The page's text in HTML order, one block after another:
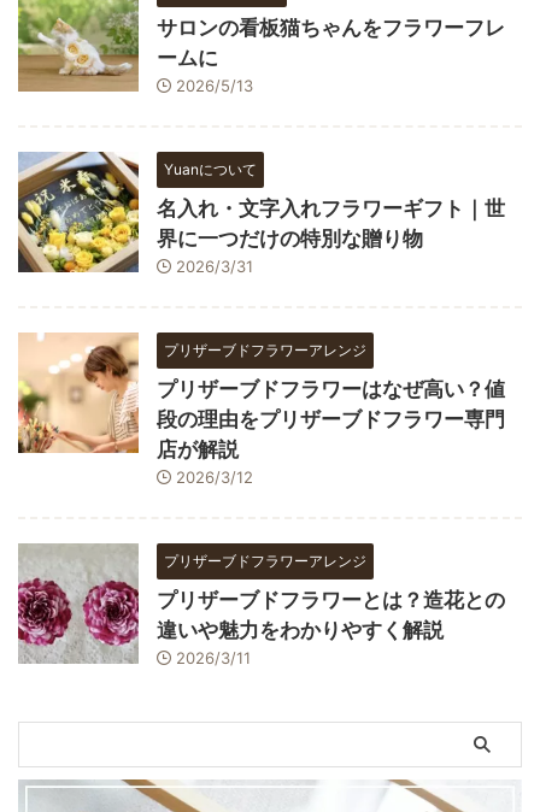
サロンの看板猫ちゃんをフラワーフレ
ームに
2026/5/13
Yuanについて
名入れ・文字入れフラワーギフト｜世
界に一つだけの特別な贈り物
2026/3/31
プリザーブドフラワーアレンジ
プリザーブドフラワーはなぜ高い？値
段の理由をプリザーブドフラワー専門
店が解説
2026/3/12
プリザーブドフラワーアレンジ
プリザーブドフラワーとは？造花との
違いや魅力をわかりやすく解説
2026/3/11